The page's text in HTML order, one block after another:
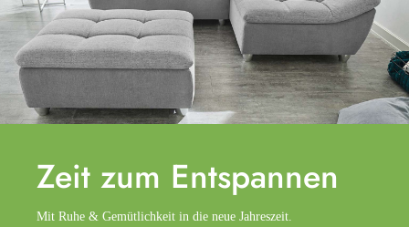
Zeit zum Entspannen
Mit Ruhe & Gemütlichkeit in die neue Jahreszeit.